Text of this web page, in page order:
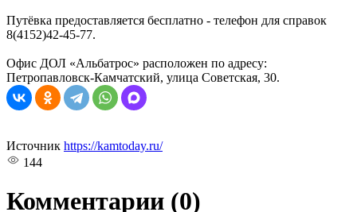
Путёвка предоставляется бесплатно - телефон для справок
8(4152)42-45-77.
Офис ДОЛ «Альбатрос» расположен по адресу:
Петропавловск-Камчатский, улица Советская, 30.
Источник https://kamtoday.ru/
144
Комментарии (0)